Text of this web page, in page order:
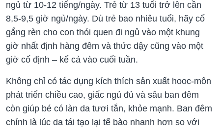
ngủ từ 10-12 tiếng/ngày. Trẻ từ 13 tuổi trở lên cần
8,5-9,5 giờ ngủ/ngày. Dù trẻ bao nhiêu tuổi, hãy cố
gắng rèn cho con thói quen đi ngủ vào một khung
giờ nhất định hàng đêm và thức dậy cũng vào một
giờ cố định – kể cả vào cuối tuần.
Không chỉ có tác dụng kích thích sản xuất hooc-môn
phát triển chiều cao, giấc ngủ đủ và sâu ban đêm
còn giúp bé có làn da tươi tắn, khỏe mạnh. Ban đêm
chính là lúc da tái tạo lại tế bào nhanh hơn so với